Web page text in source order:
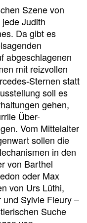
Szene von
Judith
Da gibt es
abgeschlagenen
mit reizvollen
Sternen statt
soll es
gehen,
Über-
Vom Mittelalter
sollen die
in den
von Barthel
oder Max
von Urs Lüthi,
Sylvie Fleury –
Suche